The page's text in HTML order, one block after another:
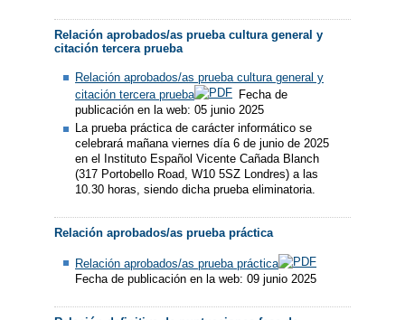
Relación aprobados/as prueba cultura general y
citación tercera prueba
Relación aprobados/as prueba cultura general y
citación tercera prueba
Fecha de
publicación en la web: 05 junio 2025
La prueba práctica de carácter informático se
celebrará mañana viernes día 6 de junio de 2025
en el Instituto Español Vicente Cañada Blanch
(317 Portobello Road, W10 5SZ Londres) a las
10.30 horas, siendo dicha prueba eliminatoria.
Relación aprobados/as prueba práctica
Relación aprobados/as prueba práctica
Fecha de publicación en la web: 09 junio 2025